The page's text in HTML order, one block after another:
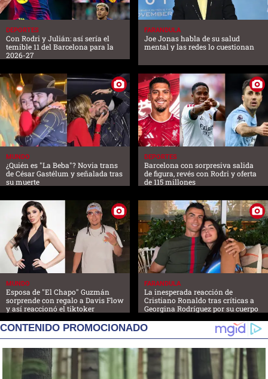
DEPORTES
Con Rodri y Julián: así sería el
temible 11 del Barcelona para la
2026-27
FARANDULA
Joe Jonas habla de su salud
mental y las redes lo cuestionan
MUNDO
¿Quién es "La Beba"? Novia trans
de César Gastélum y señalada tras
su muerte
DEPORTES
Barcelona con sorpresiva salida
de figura, revés con Rodri y oferta
de 115 millones
MUNDO
Esposa de "El Chapo" Guzmán
sorprende con regalo a Davis Flow
y así reaccionó el tiktoker
FARANDULA
La inesperada reacción de
Cristiano Ronaldo tras críticas a
Georgina Rodríguez por su cuerpo
CONTENIDO PROMOCIONADO